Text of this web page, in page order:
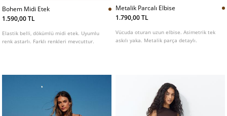
Bohem Midi Etek
1.590,00 TL
Elastik belli, dökümlü midi etek. Uyumlu
renk astarlı. Farklı renkleri mevcuttur.
Metalik Parcalı Elbise
1.790,00 TL
Vücuda oturan uzun elbise. Asimetrik tek
askılı yaka. Metalik parça detaylı.